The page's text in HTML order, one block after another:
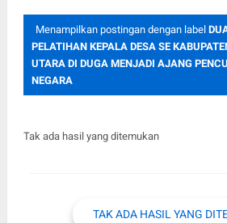
Menampilkan postingan dengan label
PELATIHAN KEPALA DESA SE
UTARA DI DUGA MENJADI AJANG
NEGARA
Tak ada hasil yang ditemukan
TAK ADA HASIL YANG